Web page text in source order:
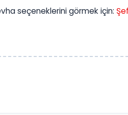
seçeneklerini görmek için: